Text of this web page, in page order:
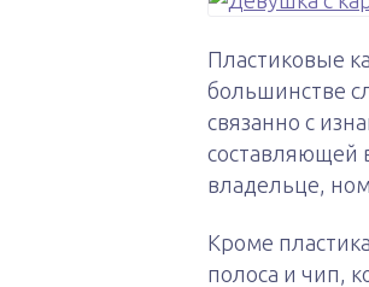
Пластиковые
большинстве
связанно с
составляющей
владельце,
Кроме
полоса и чип,